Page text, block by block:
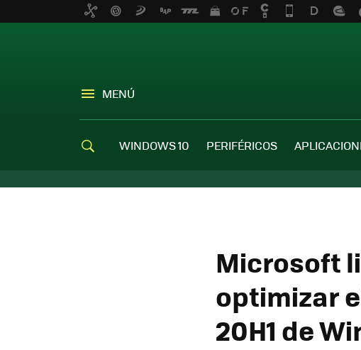
MENÚ
WINDOWS 10 PERIFÉRICOS
Microsoft
optimizar
20H1 de